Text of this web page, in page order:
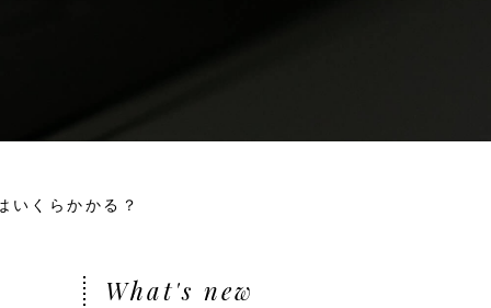
いくらかかる？
What's new